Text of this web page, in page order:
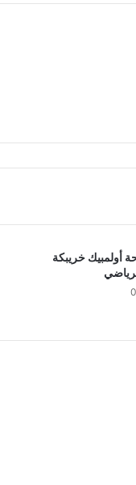
19 : لائحة أولمبيك خريبكة